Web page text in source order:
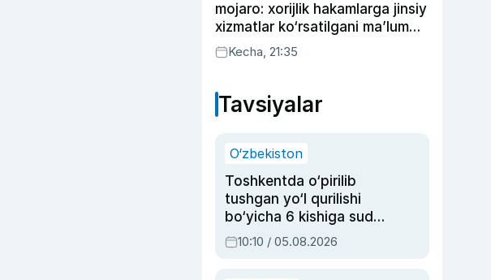
mojaro: xorijlik hakamlarga jinsiy
xizmatlar ko‘rsatilgani ma’lum
qilindi
Kecha, 21:35
Tavsiyalar
O‘zbekiston
Toshkentda o‘pirilib
tushgan yo‘l qurilishi
bo‘yicha 6 kishiga sud
hukmi o‘qildi
10:10 / 05.08.2026